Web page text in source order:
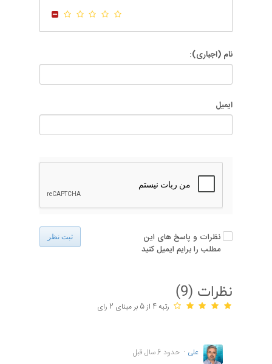
نام (اجباری):
ایمیل
نظرات و پاسخ های این
مطلب را برایم ایمیل کنید
ثبت نظر
نظرات (9
)
رتبه 4 از 5 بر مبنای 2 رای
علی حدود 6 سال قبل